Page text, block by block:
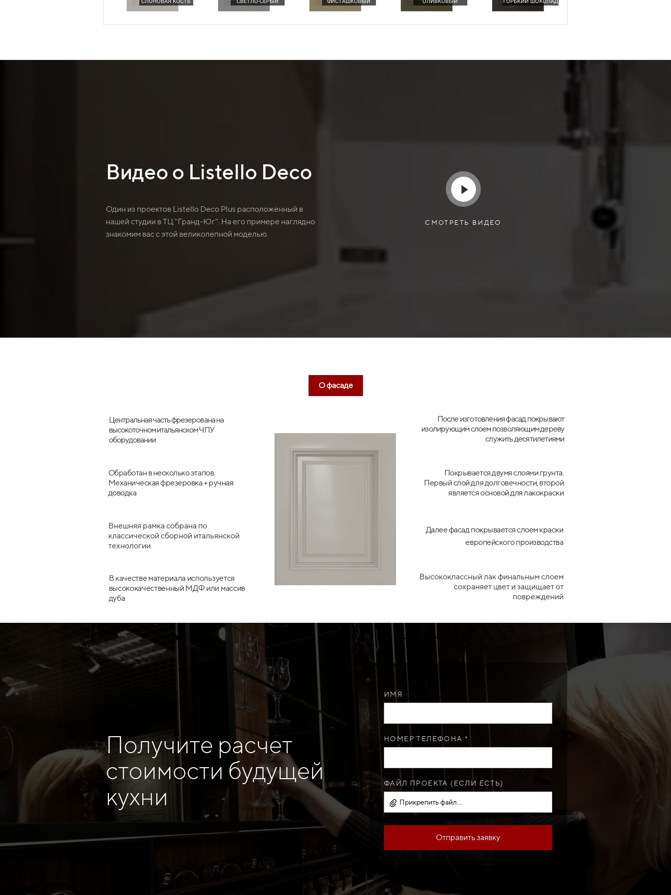
Видео о Listello Deco
Один из проектов Listello Deco Plus расположенный в
нашей студии в ТЦ "Гранд-Юг". На его примере наглядно
знакомим вас с этой великолепной моделью.
СМОТРЕТЬ ВИДЕО
О фасаде
Центральная часть фрезерована на
высокоточном итальянском ЧПУ
оборудовании
Обработан в несколько этапов.
Механическая фрезеровка + ручная
доводка
Внешняя рамка собрана по
классической сборной итальянской
технологии
В качестве материала используется
высококачественный МДФ или массив
дуба
После изготовления фасад покрывают
изолирующим слоем позволяющим дереву
служить десятилетиями
Покрывается двумя слоями грунта.
Первый слой для долговечности, второй
является основой для лакокраски
Далее фасад покрывается слоем краски
европейского производства
Высококлассный лак финальным слоем
сохраняет цвет и защищает от
повреждений
Получите расчет
стоимости будущей
кухни
ИМЯ
НОМЕР ТЕЛЕФОНА *
ФАЙЛ ПРОЕКТА (ЕСЛИ ЕСТЬ)
Прикрепить файл...
Отправить заявку